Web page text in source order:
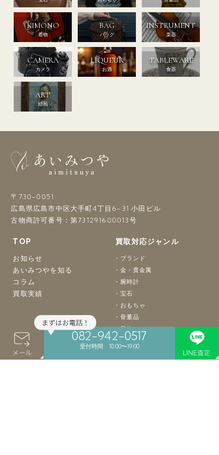
KIMONO
着物
BAG
バッグ
INSTRUMENT
楽器
CAMERA
カメラ
LIQUEUR
お酒
TABLEWARE
食器
ART
絵画
〒730-0051
広島県広島市中区大手町4丁目6-31 小田ビル
古物商許可番号：第731291600013号
TOP
お知らせ
あいみつやを知る
コラム
買取実績
買取対応ジャンル
ブランド
金・貴金属
腕時計
宝石
おもちゃ
骨董品
着物
バッグ
082-942-0517
受付時間 10:00〜19:00